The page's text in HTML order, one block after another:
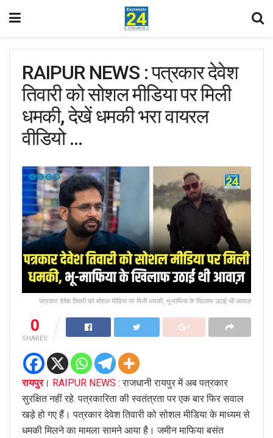
RAIPUR NEWS : पत्रकार देवेश
तिवारी को सोशल मीडिया पर मिली
धमकी, देखें धमकी भरा वायरल
वीडियो …
पत्रकार देवेश तिवारी को सोशल मीडिया पर मिली धमकी, भू-माफिया के खिलाफ उठाई थी आवाज़
0
SHARES
रायपुर। RAIPUR NEWS : राजधानी रायपुर में अब पत्रकार
सुरक्षित नहीं रहे. पत्रकारिता की स्वतंत्रता पर एक बार फिर सवाल
खड़े हो गए हैं। पत्रकार देवेश तिवारी को सोशल मीडिया के माध्यम से
धमकी मिलने का मामला सामने आया है। जमीन माफिया बसंत